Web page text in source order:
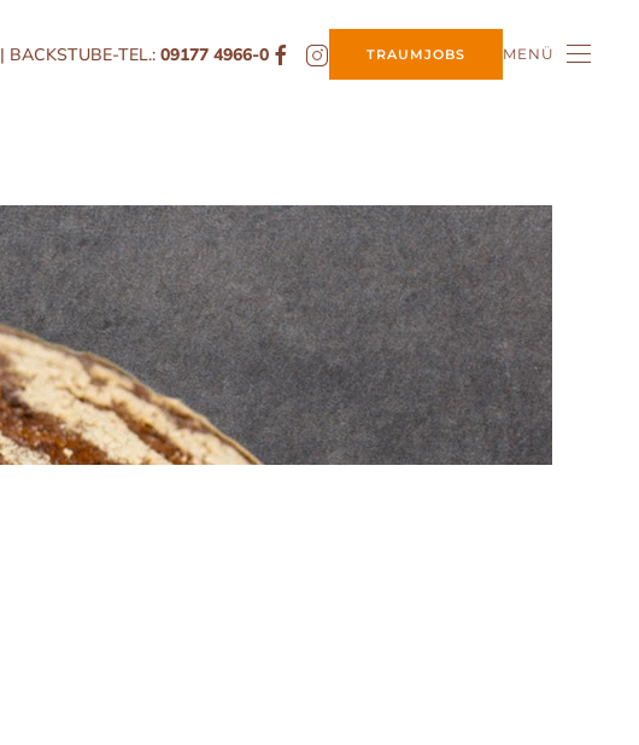
| BACKSTUBE-TEL.: 09177 4966-0 TRAUMJOBS MENÜ